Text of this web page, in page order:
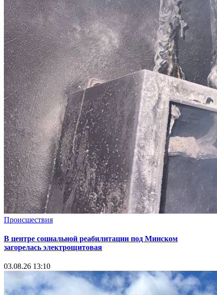
Происшествия
В центре социальной реабилитации под Минском
загорелась электрощитовая
03.08.26 13:10